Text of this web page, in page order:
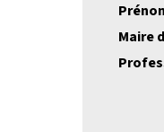
Maire